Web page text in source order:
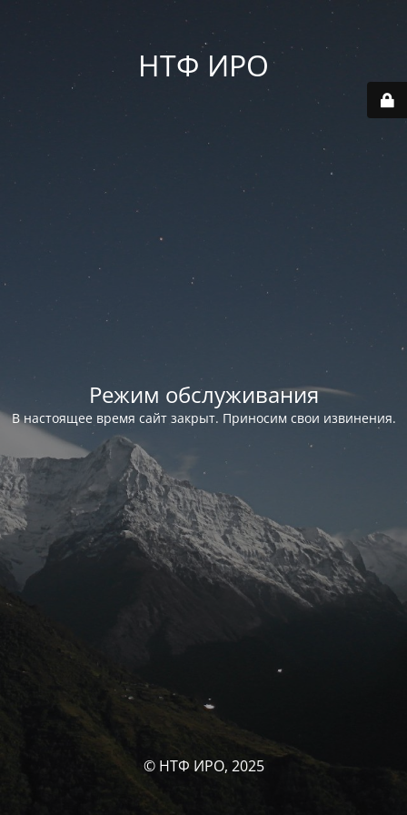
НТФ ИРО
Режим обслуживания
В настоящее время сайт закрыт. Приносим свои извинения.
© НТФ ИРО, 2025